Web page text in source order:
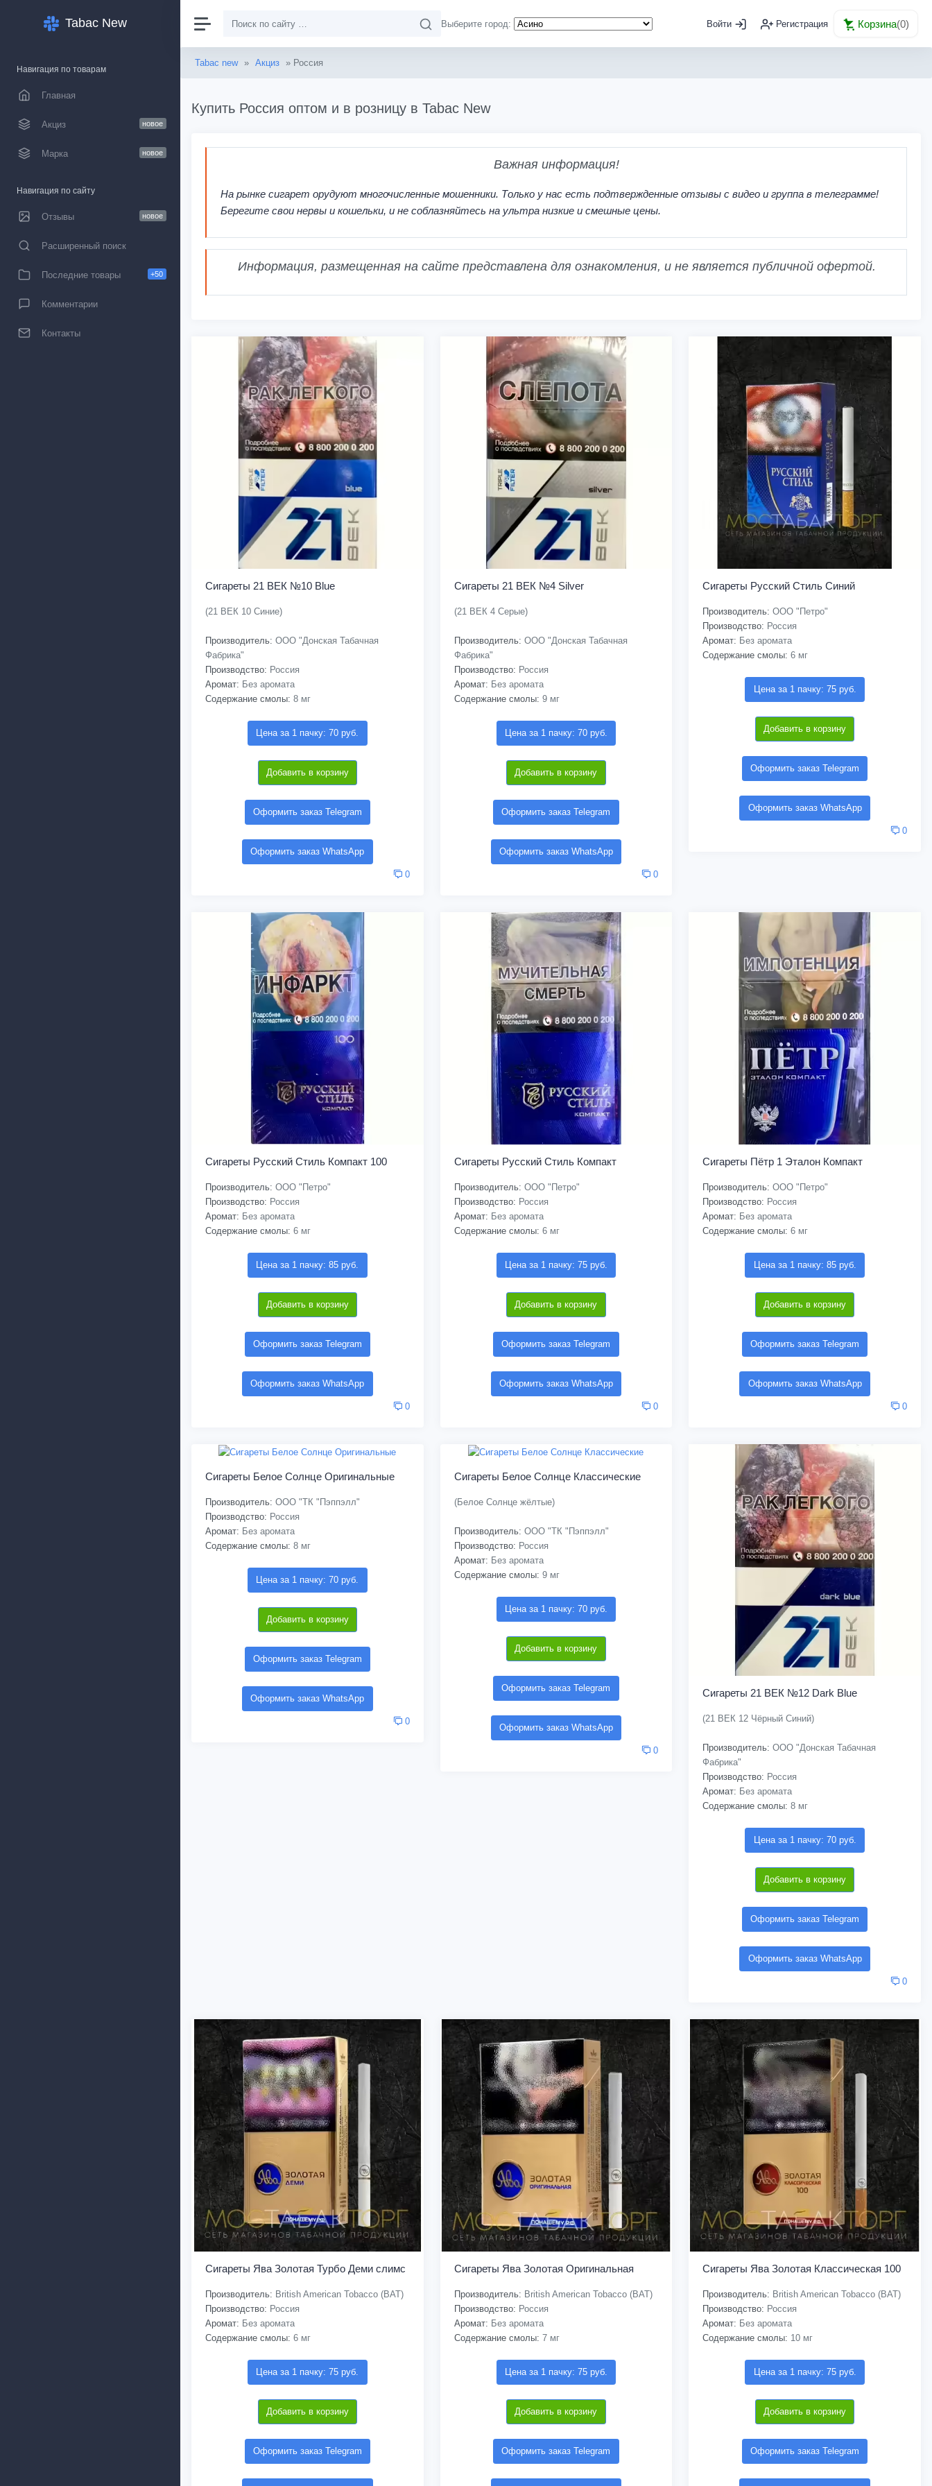
Tabac New
Навигация по товарам
Главная
Акциз новое
Марка новое
Навигация по сайту
Отзывы новое
Расширенный поиск
Последние товары +50
Комментарии
Контакты
Выберите город: Войти Регистрация Корзина(0)
Tabac new » Акциз » Россия
Купить Россия оптом и в розницу в Tabac New
Важная информация!
На рынке сигарет орудуют многочисленные мошенники. Только у нас есть подтвержденные отзывы с видео и группа в телеграмме!
Берегите свои нервы и кошельки, и не соблазняйтесь на ультра низкие и смешные цены.
Информация, размещенная на сайте представлена для ознакомления, и не является публичной офертой.
Сигареты 21 ВЕК №10 Blue
(21 ВЕК 10 Синие)
Производитель: ООО "Донская Табачная
Фабрика"
Производство: Россия
Аромат: Без аромата
Содержание смолы: 8 мг
Цена за 1 пачку: 70 руб.
Добавить в корзину
Оформить заказ Telegram
Оформить заказ WhatsApp
0
Сигареты 21 ВЕК №4 Silver
(21 ВЕК 4 Серые)
Производитель: ООО "Донская Табачная
Фабрика"
Производство: Россия
Аромат: Без аромата
Содержание смолы: 9 мг
Цена за 1 пачку: 70 руб.
Добавить в корзину
Оформить заказ Telegram
Оформить заказ WhatsApp
0
Сигареты Русский Стиль Синий
Производитель: ООО "Петро"
Производство: Россия
Аромат: Без аромата
Содержание смолы: 6 мг
Цена за 1 пачку: 75 руб.
Добавить в корзину
Оформить заказ Telegram
Оформить заказ WhatsApp
0
Сигареты Русский Стиль Компакт 100
Производитель: ООО "Петро"
Производство: Россия
Аромат: Без аромата
Содержание смолы: 6 мг
Цена за 1 пачку: 85 руб.
Добавить в корзину
Оформить заказ Telegram
Оформить заказ WhatsApp
0
Сигареты Русский Стиль Компакт
Производитель: ООО "Петро"
Производство: Россия
Аромат: Без аромата
Содержание смолы: 6 мг
Цена за 1 пачку: 75 руб.
Добавить в корзину
Оформить заказ Telegram
Оформить заказ WhatsApp
0
Сигареты Пётр 1 Эталон Компакт
Производитель: ООО "Петро"
Производство: Россия
Аромат: Без аромата
Содержание смолы: 6 мг
Цена за 1 пачку: 85 руб.
Добавить в корзину
Оформить заказ Telegram
Оформить заказ WhatsApp
0
Сигареты Белое Солнце Оригинальные
Производитель: ООО "ТК "Пэппэлл"
Производство: Россия
Аромат: Без аромата
Содержание смолы: 8 мг
Цена за 1 пачку: 70 руб.
Добавить в корзину
Оформить заказ Telegram
Оформить заказ WhatsApp
0
Сигареты Белое Солнце Классические
(Белое Солнце жёлтые)
Производитель: ООО "ТК "Пэппэлл"
Производство: Россия
Аромат: Без аромата
Содержание смолы: 9 мг
Цена за 1 пачку: 70 руб.
Добавить в корзину
Оформить заказ Telegram
Оформить заказ WhatsApp
0
Сигареты 21 ВЕК №12 Dark Blue
(21 ВЕК 12 Чёрный Синий)
Производитель: ООО "Донская Табачная
Фабрика"
Производство: Россия
Аромат: Без аромата
Содержание смолы: 8 мг
Цена за 1 пачку: 70 руб.
Добавить в корзину
Оформить заказ Telegram
Оформить заказ WhatsApp
0
Сигареты Ява Золотая Турбо Деми слимс
Производитель: British American Tobacco (BAT)
Производство: Россия
Аромат: Без аромата
Содержание смолы: 6 мг
Цена за 1 пачку: 75 руб.
Добавить в корзину
Оформить заказ Telegram
Сигареты Ява Золотая Оригинальная
Производитель: British American Tobacco (BAT)
Производство: Россия
Аромат: Без аромата
Содержание смолы: 7 мг
Цена за 1 пачку: 75 руб.
Добавить в корзину
Оформить заказ Telegram
Сигареты Ява Золотая Классическая 100
Производитель: British American Tobacco (BAT)
Производство: Россия
Аромат: Без аромата
Содержание смолы: 10 мг
Цена за 1 пачку: 75 руб.
Добавить в корзину
Оформить заказ Telegram